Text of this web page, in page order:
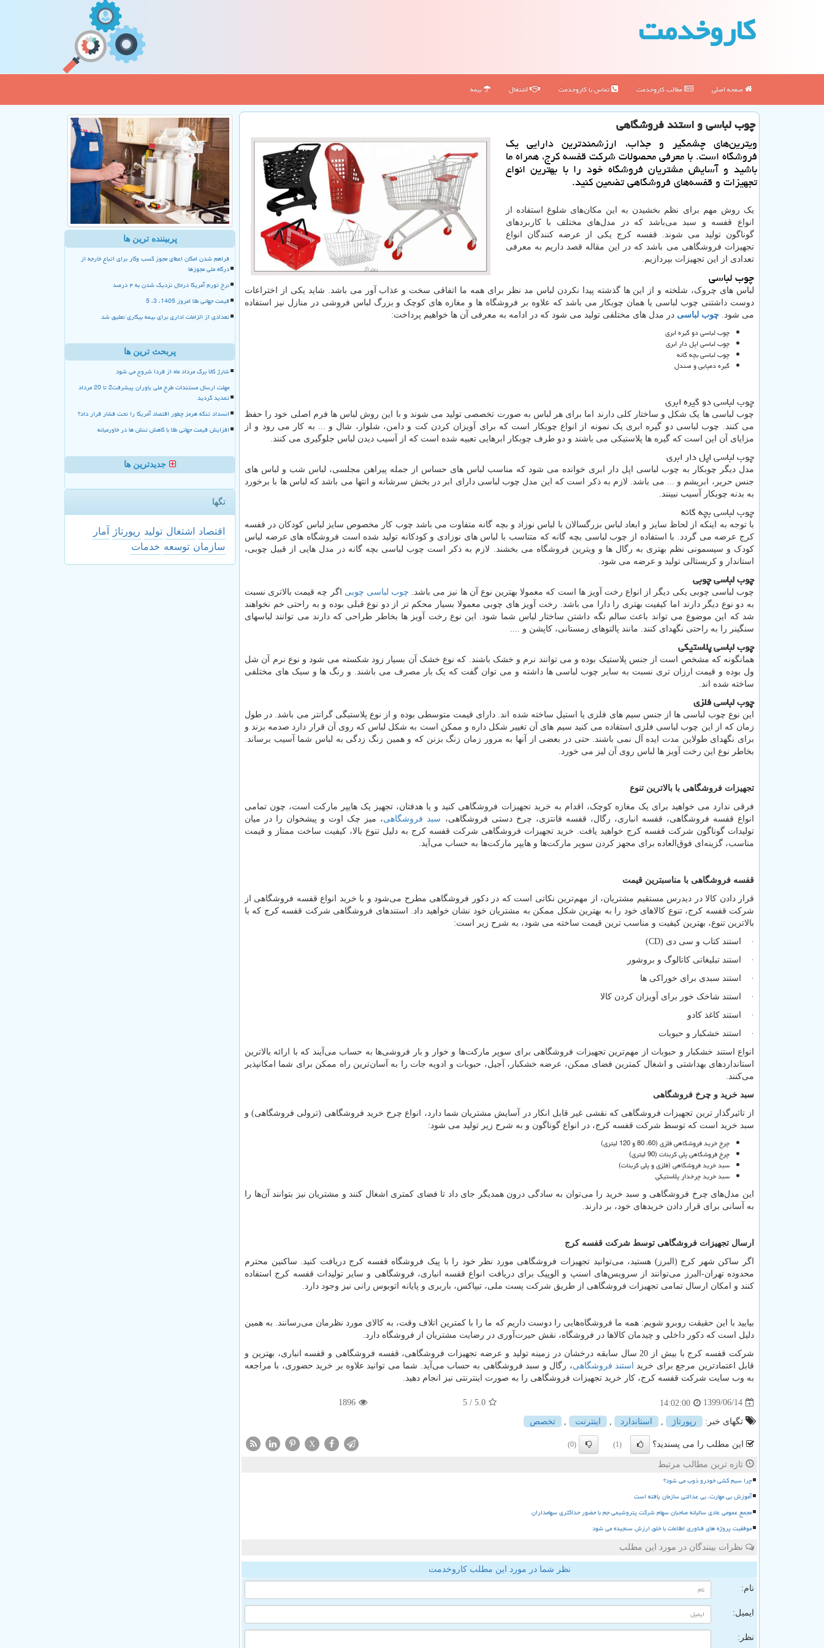
كاروخدمت
صفحه اصلی مطالب كاروخدمت تماس با كاروخدمت اشتغال بیمه
چوب لباسی و استند فروشگاهی
ویترین‌های چشمگیر و جذاب، ارزشمند‌ترین دارایی یك
فروشگاه است. با معرفی محصولات شركت قفسه كرج، همراه ما
باشید و آسایش مشتریان فروشگاه خود را با بهترین انواع
تجهیزات و قفسه‌های فروشگاهی تضمین كنید.
یک روش مهم برای نظم بخشیدن به این مکان‌های شلوغ استفاده از
انواع قفسه و سبد می‌باشد که در مدل‌های مختلف با کاربردهای
گوناگون تولید می شوند. قفسه کرج یکی از عرضه کنندگان انواع
تجهیزات فروشگاهی می باشد که در این مقاله قصد داریم به معرفی
تعدادی از این تجهیزات بپردازیم.
چوب لباسی
لباس های چروک، شلخته و از این ها گذشته پیدا نکردن لباس مد نظر برای همه ما اتفاقی سخت و عذاب آور می باشد. شاید یکی از اختراعات
دوست داشتنی چوب لباسی یا همان چوبکار می باشد که علاوه بر فروشگاه ها و مغازه های کوچک و بزرگ لباس فروشی در منازل نیز استفاده
می شود. چوب لباسی در مدل های مختلفی تولید می شود که در ادامه به معرفی آن ها خواهیم پرداخت:
چوب لباسی دو گیره ابری
چوب لباسی اپل دار ابری
چوب لباسی بچه گانه
گیره دمپایی و صندل
چوب لباسی دو گیره ابری
چوب لباسی ها یک شکل و ساختار کلی دارند اما برای هر لباس به صورت تخصصی تولید می شوند و با این روش لباس ها فرم اصلی خود را حفظ
می کنند. چوب لباسی دو گیره ابری یک نمونه از انواع چوبکار است که برای آویزان کردن کت و دامن، شلوار، شال و ... به کار می رود و از
مزایای آن این است که گیره ها پلاستیکی می باشند و دو طرف چوبکار ابرهایی تعبیه شده است که از آسیب دیدن لباس جلوگیری می کنند.
چوب لباسی اپل دار ابری
مدل دیگر چوبکار به چوب لباسی اپل دار ابری خوانده می شود که مناسب لباس های حساس از جمله پیراهن مجلسی، لباس شب و لباس های
جنس حریر، ابریشم و ... می باشد. لازم به ذکر است که این مدل چوب لباسی دارای ابر در بخش سرشانه و انتها می باشد که لباس ها با برخورد
به بدنه چوبکار آسیب نبینند.
چوب لباسی بچه گانه
با توجه به اینکه از لحاظ سایز و ابعاد لباس بزرگسالان با لباس نوزاد و بچه گانه متفاوت می باشد چوب کار مخصوص سایز لباس کودکان در قفسه
کرج عرضه می گردد. با استفاده از چوب لباسی بچه گانه که متناسب با لباس های نوزادی و کودکانه تولید شده است فروشگاه های عرضه لباس
کودک و سیسمونی نظم بهتری به رگال ها و ویترین فروشگاه می بخشند. لازم به ذکر است چوب لباسی بچه گانه در مدل هایی از قبیل چوبی،
استاندار و کریستالی تولید و عرضه می شود.
چوب لباسی چوبی
چوب لباسی چوبی یکی دیگر از انواع رخت آویز ها است که معمولا بهترین نوع آن ها نیز می باشد. چوب لباسی چوبی اگر چه قیمت بالاتری نسبت
به دو نوع دیگر دارند اما کیفیت بهتری را دارا می باشد. رخت آویز های چوبی معمولا بسیار محکم تر از دو نوع قبلی بوده و به راحتی خم نخواهند
شد که این موضوع می تواند باعث سالم نگه داشتن ساختار لباس شما شود. این نوع رخت آویز ها بخاطر طراحی که دارند می توانند لباسهای
سنگینر را به راحتی نگهدای کنند. مانند پالتوهای زمستانی، کاپشن و ....
چوب لباسی پلاستیکی
همانگونه که مشخص است از جنس پلاستیک بوده و می توانند نرم و خشک باشند. که نوع خشک آن بسیار زود شکسته می شود و نوع نرم آن شل
ول بوده و قیمت ارزان تری نسبت به سایر چوب لباسی ها داشته و می توان گفت که یک بار مصرف می باشند. و رنگ ها و سبک های مختلفی
ساخته شده اند.
چوب لباسی فلزی
این نوع چوب لباسی ها از جنس سیم های فلزی یا استیل ساخته شده اند. دارای قیمت متوسطی بوده و از نوع پلاستیگی گرانتر می باشد. در طول
زمان که از این چوب لباسی فلزی استفاده می کنید سیم های آن تغییر شکل داره و ممکن است به شکل لباس که روی آن قرار دارد صدمه بزند و
برای نگهدای طولاین مدت ایده آل نمی باشند. حتی در بعضی از آنها به مرور زمان زنگ بزنن که و همین زنگ زدگی به لباس شما آسیب برساند.
بخاطر نوع این رخت آویز ها لباس روی آن لیز می خورد.
تجهیزات فروشگاهی با بالاترین تنوع
فرقی ندارد می خواهید برای یک مغازه کوچک، اقدام به خرید تجهیزات فروشگاهی کنید و یا هدفتان، تجهیز یک هایپر مارکت است، چون تمامی
انواع قفسه فروشگاهی، قفسه انباری، رگال، قفسه فانتزی، چرخ دستی فروشگاهی، سبد فروشگاهی، میز چک اوت و پیشخوان را در میان
تولیدات گوناگون شرکت قفسه کرج خواهید یافت. خرید تجهیزات فروشگاهی شرکت قفسه کرج به دلیل تنوع بالا، کیفیت ساخت ممتاز و قیمت
مناسب، گزینه‌ای فوق‌العاده برای ‌مجهز کردن سوپر مارکت‌ها و هایپر مارکت‌ها به حساب می‌آید.
قفسه فروشگاهی با مناسبترین قیمت
قرار دادن کالا در دیدرس مستقیم مشتریان، از مهم‌ترین نکاتی است که در دکور فروشگاهی مطرح می‌شود و با خرید انواع قفسه فروشگاهی از
شرکت قفسه کرج، تنوع کالاهای خود را به بهترین شکل ممکن به مشتریان خود نشان خواهید داد. استند‌های فروشگاهی شرکت قفسه کرج که با
بالاترین تنوع، بهترین کیفیت و مناسب ترین قیمت ساخته می شود، به شرح زیر است:
· استند کتاب و سی دی (CD)
· استند تبلیغاتی کاتالوگ و بروشور
· استند سبدی برای خوراکی ها
· استند شاخک خور برای آویزان کردن کالا
· استند کاغذ کادو
· استند خشکبار و حبوبات
انواع استند خشکبار و حبوبات از مهم‌ترین تجهیزات فروشگاهی برای سوپر مارکت‌ها و خوار و بار فروشی‌ها به حساب می‌آیند که با ارائه بالاترین
استانداردهای بهداشتی و اشغال کمترین فضای ممکن، عرضه خشکبار، آجیل، حبوبات و ادویه جات را به آسان‌ترین راه ممکن برای شما امکانپذیر
می‌کنند.
سبد خرید و چرخ فروشگاهی
از تاثیرگذار ترین تجهیزات فروشگاهی که نقشی غیر قابل انکار در آسایش مشتریان شما دارد، انواع چرخ خرید فروشگاهی (ترولی فروشگاهی) و
سبد خرید است که توسط شرکت قفسه کرج، در انواع گوناگون و به شرح زیر تولید می شود:
چرخ خرید فروشگاهی فلزی (60، 80 و 120 لیتری)
چرخ فروشگاهی پلی کربنات (90 لیتری)
سبد خرید فروشگاهی (فلزی و پلی کربنات)
سبد خرید چرخدار پلاستیکی
این مدل‌های چرخ فروشگاهی و سبد خرید را می‌توان به سادگی درون همدیگر جای داد تا فضای کمتری اشغال کنند و مشتریان نیز بتوانند آن‌ها را
به آسانی برای قرار دادن خرید‌های خود، بر دارند.
ارسال تجهیزات فروشگاهی توسط شرکت قفسه کرج
اگر ساکن شهر کرج (البرز) هستید، می‌توانید تجهیزات فروشگاهی مورد نظر خود را با پیک فروشگاه قفسه کرج دریافت کنید. ساکنین محترم
محدوده تهران-البرز می‌توانند از سرویس‌های اسنپ و الوپیک برای دریافت انواع قفسه انباری، فروشگاهی و سایر تولیدات قفسه کرج استفاده
کنند و امکان ارسال تمامی تجهیزات فروشگاهی از طریق شرکت پست ملی، تیپاکس، باربری و پایانه اتوبوس رانی نیز وجود دارد.
بیایید با این حقیقت روبرو شویم: همه ما فروشگاه‌هایی را دوست داریم که ما را با کمترین اتلاف وقت، به کالای مورد نظرمان می‌رسانند. به همین
دلیل است که دکور داخلی و چیدمان کالاها در فروشگاه، نقش حیرت‌آوری در رضایت مشتریان از فروشگاه دارد.
شرکت قفسه کرج با بیش از 20 سال سابقه درخشان در زمینه تولید و عرضه تجهیزات فروشگاهی، قفسه فروشگاهی و قفسه انباری، بهترین و
قابل اعتماد‌ترین مرجع برای خرید استند فروشگاهی، رگال و سبد فروشگاهی به حساب می‌آید. شما می توانید علاوه بر خرید حضوری، با مراجعه
به وب سایت شرکت قفسه کرج، کار خرید تجهیزات فروشگاهی را به صورت اینترنتی نیز انجام دهید.
1399/06/14
14:02:00
5.0
/ 5
1896
تگهای خبر: رپورتاژ استاندارد اینترنت تخصص
این مطلب را می پسندید؟ (1)
(0)
X
تازه ترین مطالب مرتبط
چرا سیم کشی خودرو ذوب می شود؟
آموزش بی مهارت، بی عدالتی سازمان یافته است
مجمع عمومی عادی سالیانه صاحبان سهام شرکت پتروشیمی جم با حضور حداکثری سهامداران
موفقیت پروژه های فناوری اطلاعات با خلق ارزش سنجیده می شود
نظرات بینندگان در مورد این مطلب
نظر شما در مورد این مطلب کاروخدمت
نام:
ایمیل:
نظر:
پربیننده ترین ها
فراهم شدن امکان اعطای مجوز کسب وکار برای اتباع خارجه از
درگاه ملی مجوزها
نرخ تورم آمریکا درحال نزدیک شدن به ۴ درصد
قیمت جهانی طلا امروز 1405، 3، 5
تعدادی از الزامات اداری برای بیمه بیکاری تعلیق شد
پربحث ترین ها
شارژ کالا برگ مرداد ماه از فردا شروع می شود
مهلت ارسال مستندات طرح ملی یاوران پیشرفت2 تا 20 مرداد
تمدید گردید
انسداد تنگه هرمز چطور اقتصاد آمریکا را تحت فشار قرار داد؟
افزایش قیمت جهانی طلا با کاهش تنش ها در خاورمیانه
جدیدترین ها
تگها
اقتصاد اشتغال تولید رپورتاژ
آمار
سازمان توسعه خدمات